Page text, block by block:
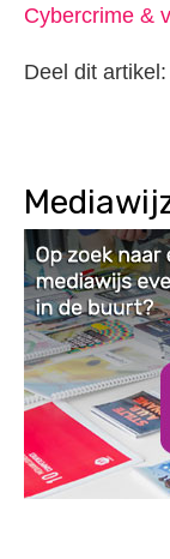
Cybercrime &
Deel dit artikel: